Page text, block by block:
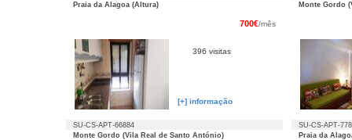
Praia da Alagoa (Altura)
Monte Gordo
700€/mês
396 visitas
[+] informação
SU-CS-APT-66884
Monte Gordo (Vila Real de Santo António)
SU-CS-APT-
Praia da